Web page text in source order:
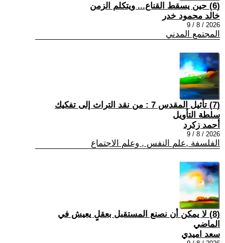
(6) حين يسقط القناع... ويتكلم الزمن
خالد محمود خدر
2026 / 8 / 9
المجتمع المدني
(7) تأثيل المقدس 7 : من نقد التراث إلى تفكيك
سلطة التأويل
أحمد زكرد
2026 / 8 / 9
الفلسفة ,علم النفس , وعلم الاجتماع
(8) لا يمكن أن نصنع المستقبل بعقلٍ يعيش في
الماضي
سعد اميدي